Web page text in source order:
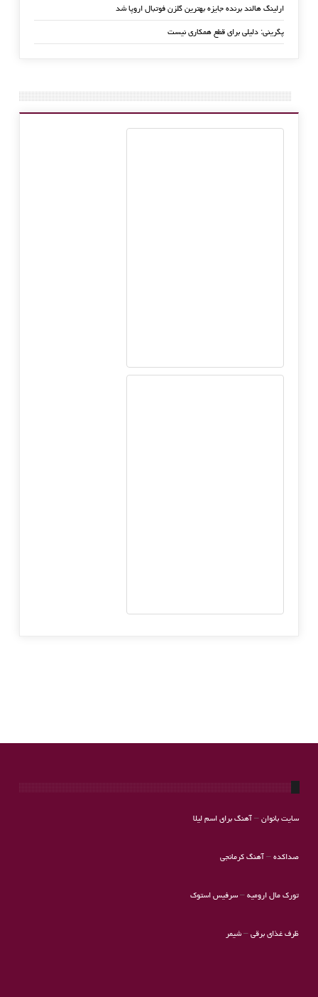
ارلینگ هالند برنده جایزه بهترین گلزن فوتبال اروپا شد
پگرینی: دلیلی برای قطع همکاری نیست
سایت بانوان– آهنگ برای اسم لیلا
صداکده– آهنگ کرمانجی
تورک مال ارومیه–سرفیس استوک
ظرف غذای برقی– شیمر